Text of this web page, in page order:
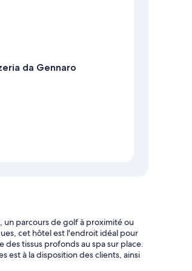
da Gennaro
parcours de golf à proximité ou
cet hôtel est l'endroit idéal pour
tissus profonds au spa sur place.
est à la disposition des clients, ainsi